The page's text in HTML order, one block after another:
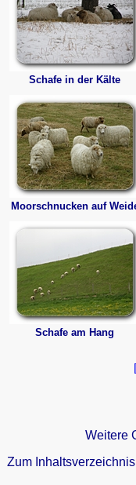
Schafe in der Kälte
Moorschnucken auf
Schafe am Hang
Weitere
Zum